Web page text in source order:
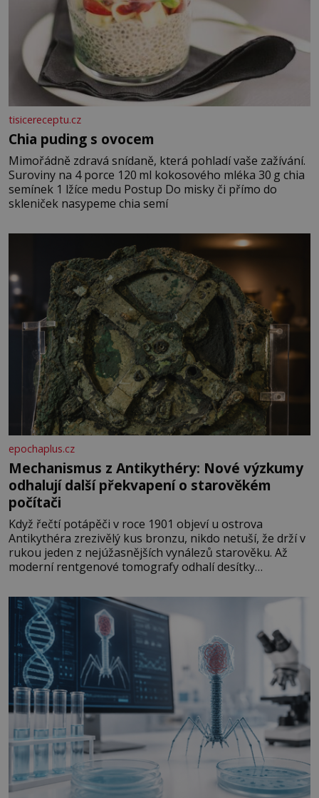
tisicereceptu.cz
Chia puding s ovocem
Mimořádně zdravá snídaně, která pohladí vaše zažívání.
Suroviny na 4 porce 120 ml kokosového mléka 30 g chia
semínek 1 lžíce medu Postup Do misky či přímo do
skleniček nasypeme chia semí
epochaplus.cz
Mechanismus z Antikythéry: Nové výzkumy
odhalují další překvapení o starověkém
počítači
Když řečtí potápěči v roce 1901 objeví u ostrova
Antikythéra zrezivělý kus bronzu, nikdo netuší, že drží v
rukou jeden z nejúžasnějších vynálezů starověku. Až
moderní rentgenové tomografy odhalí desítky
Antikythéry je dnes považován za nejstarší známý
analogový počítač na světě. Přesto ani po více než sto
letech výzkumu